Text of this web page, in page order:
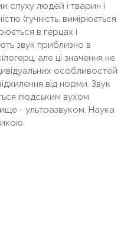
слуху людей і тварин і
(гучність, вимірюється
в герцах і
звук приблизно в
але ці значення не
особливостей
від норми. Звук
людським вухом
- ультразвуком. Наука